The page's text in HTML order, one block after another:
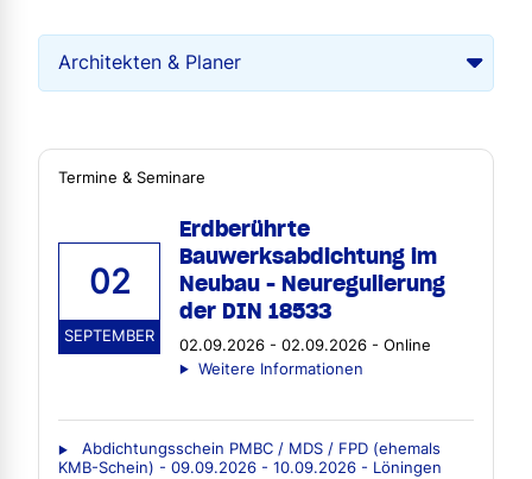
Termine & Seminare
02
SEPTEMBER
Erdberührte
Bauwerksabdichtung im
Neubau - Neuregulierung
der DIN 18533
02.09.2026 - 02.09.2026 - Online
Weitere Informationen
Abdichtungsschein PMBC / MDS / FPD (ehemals
KMB-Schein) - 09.09.2026 - 10.09.2026 - Löningen